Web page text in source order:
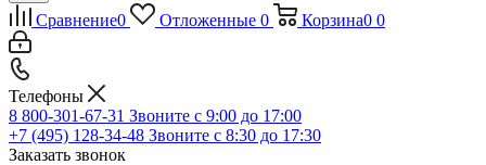
Сравнение0 Отложенные 0 Корзина0 0
Телефоны
8 800-301-67-31 Звоните с 9:00 до 17:00
+7 (495) 128-34-48 Звоните с 8:30 до 17:30
Заказать звонок